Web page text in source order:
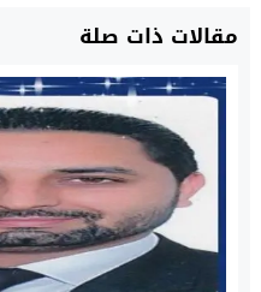
مقالات ذات صلة